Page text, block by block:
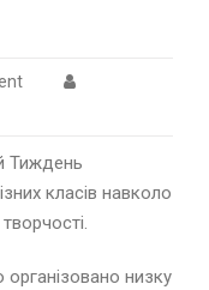
Тиждень
класів навколо
низку